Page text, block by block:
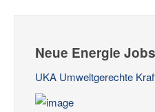
Neue Energie Jobs
UKA Umweltgerechte